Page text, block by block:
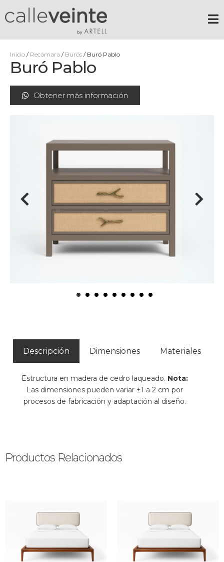
Inicio / Recámara / Burós / Buró Pablo
Buró Pablo
Obtener más información
Descripción Dimensiones Materiales
Estructura en madera de cedro laqueado. Nota:
Las dimensiones pueden variar ±1 a 2 cm por
procesos de fabricación y adaptación al diseño.
Productos Relacionados